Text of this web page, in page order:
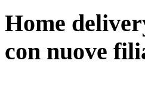
Home
con nuove